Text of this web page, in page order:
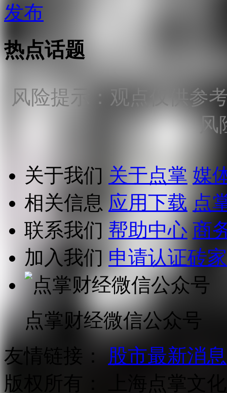
发布
热点话题
风险提示：观点仅供参
关于我们 关于点掌 媒
相关信息 应用下载 点
联系我们 帮助中心 商
加入我们 申请认证砖家
点掌财经微信公众号
友情链接：
股市最新消息
版权所有：
上海点掌文